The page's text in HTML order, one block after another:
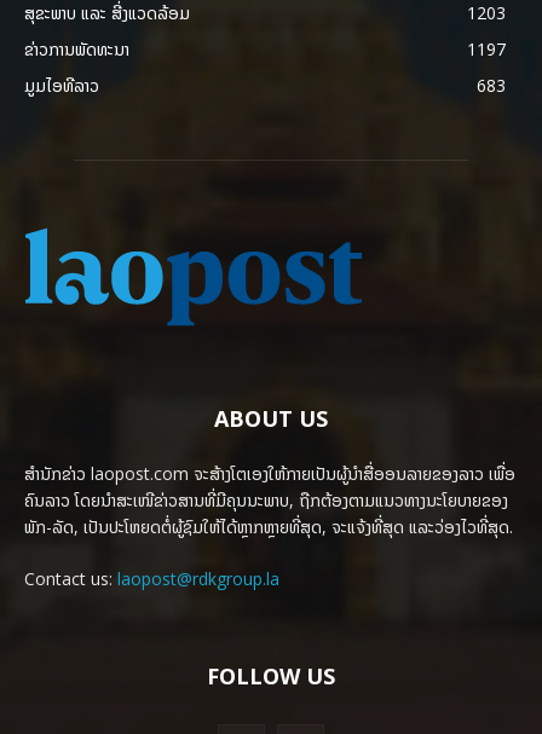
ສຸຂະພາບ ແລະ ສີ່ງແວດລ້ອມ
1203
ຂ່າວການພັດທະນາ
1197
ມູມໄອທີລາວ
683
ABOUT US
ສຳນັກຂ່າວ laopost.com ຈະສ້າງໂຕເອງໃຫ້ກາຍເປັນຜູ້ນຳສື່ອອນລາຍຂອງລາວ ເພື່ອ
ຄົນລາວ ໂດຍນຳສະເໜີຂ່າວສານທີ່ມີຄຸນນະພາບ, ຖືກຕ້ອງຕາມແນວທາງນະໂຍບາຍຂອງ
ພັກ-ລັດ, ເປັນປະໂຫຍດຕໍ່ຜູ້ຊົມໃຫ້ໄດ້ຫຼາກຫຼາຍທີ່ສຸດ, ຈະແຈ້ງທີ່ສຸດ ແລະວ່ອງໄວທີ່ສຸດ.
Contact us: laopost@rdkgroup.la
FOLLOW US